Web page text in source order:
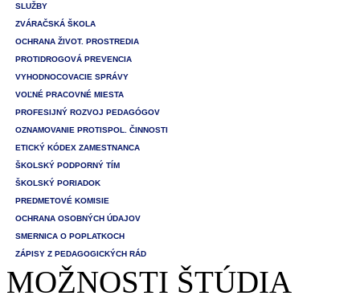
SLUŽBY
ZVÁRAČSKÁ ŠKOLA
OCHRANA ŽIVOT. PROSTREDIA
PROTIDROGOVÁ PREVENCIA
VYHODNOCOVACIE SPRÁVY
VOĽNÉ PRACOVNÉ MIESTA
PROFESIJNÝ ROZVOJ PEDAGÓGOV
OZNAMOVANIE PROTISPOL. ČINNOSTI
ETICKÝ KÓDEX ZAMESTNANCA
ŠKOLSKÝ PODPORNÝ TÍM
ŠKOLSKÝ PORIADOK
PREDMETOVÉ KOMISIE
OCHRANA OSOBNÝCH ÚDAJOV
SMERNICA O POPLATKOCH
ZÁPISY Z PEDAGOGICKÝCH RÁD
MOŽNOSTI ŠTÚDIA